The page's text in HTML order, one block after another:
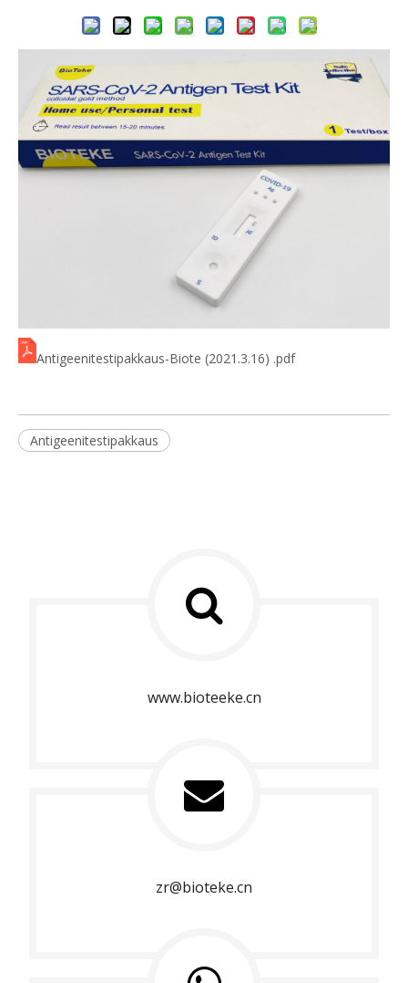
Antigeenitestipakkaus-Biote (2021.3.16) .pdf
Antigeenitestipakkaus
www.bioteeke.cn
zr@bioteke.cn